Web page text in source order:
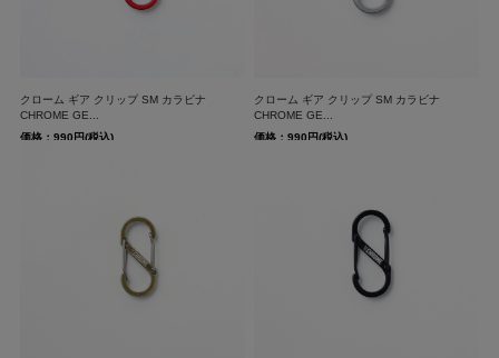
クローム ギア クリップ SM カラビナ
CHROME GE...
価格：990円(税込)
クローム ギア クリップ SM カラビナ
CHROME GE...
価格：990円(税込)